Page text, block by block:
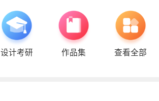
设计考研 作品集 查看全部